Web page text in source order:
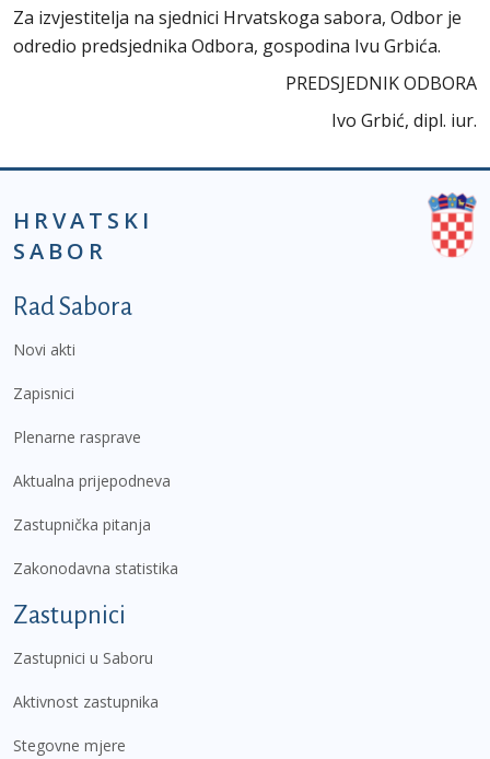
Za izvjestitelja na sjednici Hrvatskoga sabora, Odbor je
odredio predsjednika Odbora, gospodina Ivu Grbića.
PREDSJEDNIK ODBORA
Ivo Grbić, dipl. iur.
HRVATSKI
SABOR
Podnožje prvi izbornik
Rad Sabora
Novi akti
Zapisnici
Plenarne rasprave
Aktualna prijepodneva
Zastupnička pitanja
Zakonodavna statistika
Zastupnici
Zastupnici u Saboru
Aktivnost zastupnika
Stegovne mjere